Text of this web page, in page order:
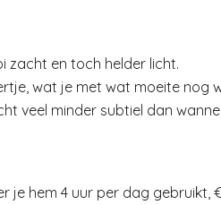
zacht en toch helder licht.
wat je met wat moeite nog
veel minder subtiel dan
je hem 4 uur per dag gebruikt,